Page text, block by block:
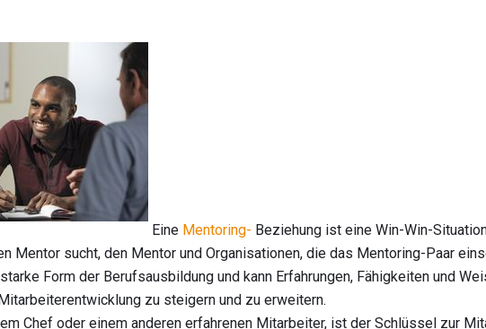
Eine Mentoring- Beziehung ist eine Win-Win-
Mentor sucht, den Mentor und Organisationen, die das Mentoring-Paar
Form der Berufsausbildung und kann Erfahrungen, Fähigkeiten und
zu steigern und zu erweitern.
Chef oder einem anderen erfahrenen Mitarbeiter, ist der Schlüssel zur